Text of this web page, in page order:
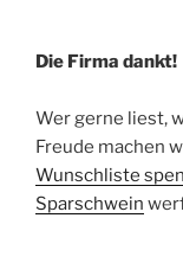
Die Firma dankt!
Wer gerne liest,
Freude machen
Wunschliste
Sparschwein